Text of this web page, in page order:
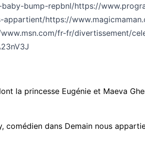
baby-bump-repbnl/https://
appartient/https://
fr-fr/divertissement/
la princesse Eugénie et Maeva
dans Demain nous